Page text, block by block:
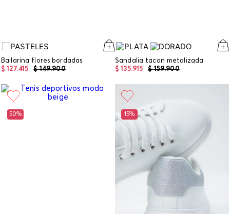
Bailarina flores bordadas
$ 149.900
$ 127.415
Sandalia tacon metalizada
$ 159.900
$ 135.915
50% 15%